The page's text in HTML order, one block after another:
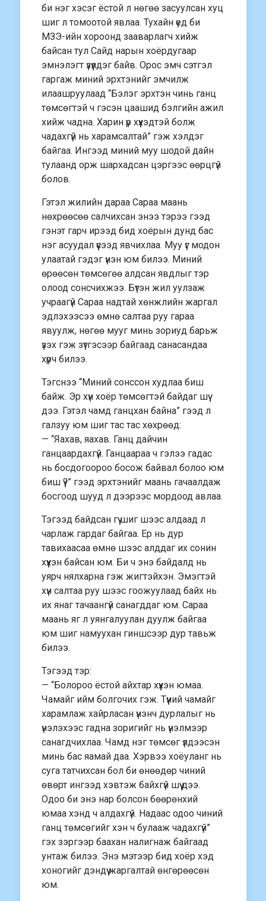
би нэг хэсэг ёстой л нөгөө засуулсан хуц
шиг л томоотой явлаа. Тухайн үед би
МЗЭ-ийн хороонд зааварлагч хийж
байсан тул Сайд нарын хоёрдугаар
эмнэлэгт үзүүлдэг байв. Орос эмч сэтгэл
гаргаж миний эрхтэнийг эмчилж
илаашруулаад “Бэлэг эрхтэн чинь ганц
төмсөгтэй ч гэсэн цаашид бэлгийн ажил
хийж чадна. Харин үр хүүхэдтэй болж
чадахгүй нь харамсалтай” гэж хэлдэг
байгаа. Ингээд миний муу шодой дайн
тулаанд орж шархадсан цэргээс өөрцгүй
болов.
Гэтэл жилийн дараа Сараа маань
нөхрөөсөө салчихсан энээ тэрээ гээд
гэнэт гарч ирээд бид хоёрын дунд бас
нэг асуудал үүсээд явчихлаа. Муу үг модон
улаатай гэдэг үнэн юм билээ. Миний
өрөөсөн төмсөгөө алдсан явдлыг тэр
олоод сонсчихжээ. Бүтэн жил уулзаж
учраагүй Сараа надтай хөнжлийн жаргал
эдлэхээсээ өмнө салтаа руу гараа
явуулж, нөгөө мууг минь зориуд барьж
үзэх гэж зүтгэсээр байгаад санасандаа
хүрч билээ.
Тэгснээ “Миний сонссон худлаа биш
байж. Эр хүн хоёр төмсөгтэй байдаг шүү
дээ. Гэтэл чамд ганцхан байна” гээд л
галзуу юм шиг тас тас хөхрөөд:
— “Яахав, яахав. Ганц дайчин
ганцаардахгүй. Ганцаараа ч гэлээ гадас
нь босдогоороо босож байвал болоо юм
биш үү?” гээд эрхтэнийг маань гачаалдаж
босгоод шууд л дээрээс мордоод авлаа.
Тэгээд байдсан гүү шиг шээс алдаад л
чарлаж гардаг байгаа. Ер нь дур
тавихаасаа өмнө шээс алддаг их сонин
хүүхэн байсан юм. Би ч энэ байдалд нь
уярч нялхарна гэж жигтэйхэн. Эмэгтэй
хүн салтаа руу шээс гоожуулаад байх нь
их янаг тачаангүй санагддаг юм. Сараа
маань яг л уянгалуулан дуулж байгаа
юм шиг намуухан гиншсээр дур тавьж
билээ.
Тэгээд тэр:
— “Болороо ёстой айхтар хүүхэн юмаа.
Чамайг ийм болгочих гэж. Түүний чамайг
харамлаж хайрласан үнэнч дурлалыг нь
үнэлэхээс гадна зоригийг нь үнэлмээр
санагдчихлаа. Чамд нэг төмсөг үлдээсэн
минь бас яамай даа. Хэрвээ хоёуланг нь
суга татчихсан бол би өнөөдөр чиний
өвөрт ингээд хэвтэж байхгүй шүү дээ.
Одоо би энэ нар болсон бөөрөнхий
юмаа хэнд ч алдахгүй. Надаас одоо чиний
ганц төмсөгийг хэн ч булааж чадахгүй”
гэх зэргээр баахан налигнаж байгаад
унтаж билээ. Энэ мэтээр бид хоёр хэд
хоногийг дэндүү жаргалтай өнгөрөөсөн
юм.